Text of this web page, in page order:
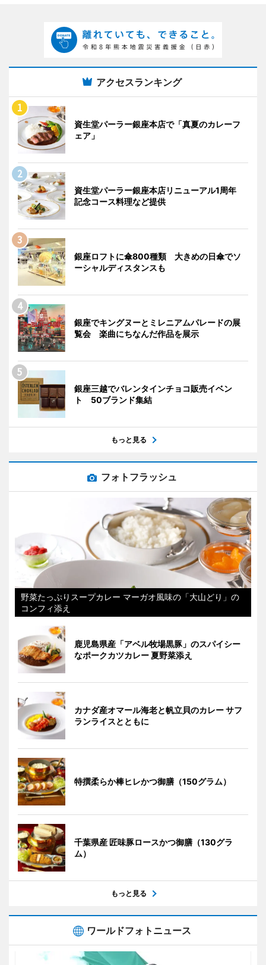
アクセスランキング
資生堂パーラー銀座本店で「真夏のカレーフ
ェア」
資生堂パーラー銀座本店リニューアル1周年
記念コース料理など提供
銀座ロフトに傘800種類 大きめの日傘でソ
ーシャルディスタンスも
銀座でキングヌーとミレニアムパレードの展
覧会 楽曲にちなんだ作品を展示
銀座三越でバレンタインチョコ販売イベン
ト 50ブランド集結
もっと見る
フォトフラッシュ
野菜たっぷりスープカレー マーガオ風味の「大山どり」の
コンフィ添え
鹿児島県産「アベル牧場黒豚」のスパイシー
なポークカツカレー 夏野菜添え
カナダ産オマール海老と帆立貝のカレー サフ
ランライスとともに
特撰柔らか棒ヒレかつ御膳（150グラム）
千葉県産 匠味豚ロースかつ御膳（130グラ
ム）
もっと見る
ワールドフォトニュース